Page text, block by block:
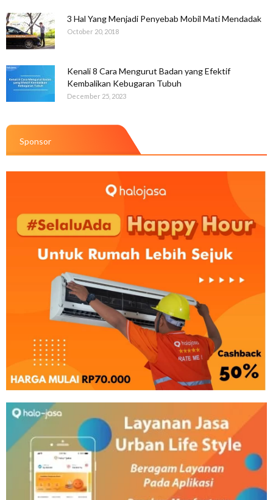
3 Hal Yang Menjadi Penyebab Mobil Mati Mendadak
October 20, 2018
Kenali 8 Cara Mengurut Badan yang Efektif
Kembalikan Kebugaran Tubuh
December 25, 2023
Sponsor